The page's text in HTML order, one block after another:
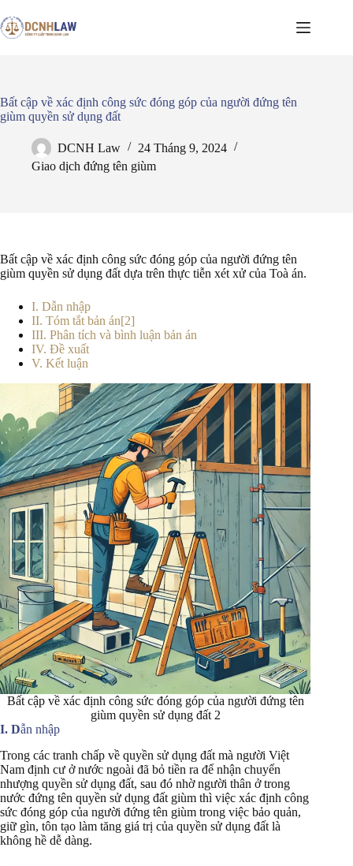
đến
phần
Bất cập về xác định công sức đóng góp của người đứng tên
giùm quyền sử dụng đất
DCNH Law
24 Tháng 9, 2024
Giao dịch đứng tên giùm
Bất cập về xác định công sức đóng góp của người đứng tên
giùm quyền sử dụng đất dựa trên thực tiễn xét xử của Toà án.
I. Dẫn nhập
II. Tóm tắt bản án[2]
III. Phân tích và bình luận bản án
IV. Đề xuất
V. Kết luận
Bất cập về xác định công sức đóng góp của người đứng tên
giùm quyền sử dụng đất 2
I. Dẫn nhập
Trong các tranh chấp về quyền sử dụng đất mà người Việt
Nam định cư ở nước ngoài đã bỏ tiền ra để nhận chuyển
nhượng quyền sử dụng đất, sau đó nhờ người thân ở trong
nước đứng tên quyền sử dụng đất giùm thì việc xác định công
sức đóng góp của người đứng tên giùm trong việc bảo quản,
giữ gìn, tôn tạo làm tăng giá trị của quyền sử dụng đất là
không hề dễ dàng.